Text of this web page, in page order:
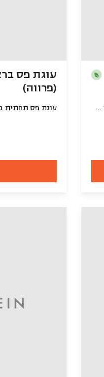
עוגת פס מוס שוקולד עשיר במילוי קרם בורלה ובציפוי שוקולד לבן איחותי (פרווה)
עוגת פס
(פרווה)